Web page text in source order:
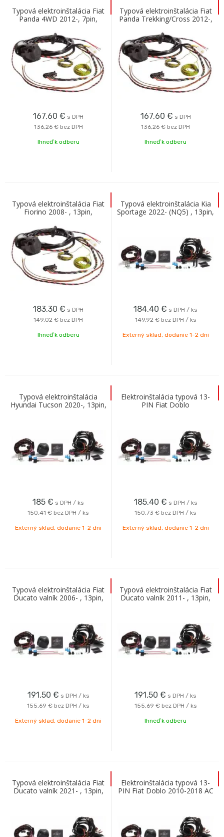
Typová elektroinštalácia Fiat
Panda 4WD 2012-, 7pin,
167,60 € s DPH
136,26 € bez DPH
Ihneď k odberu
Typová elektroinštalácia Fiat
Panda Trekking/Cross 2012-,
7pin, Westfalia
167,60 € s DPH
136,26 € bez DPH
Ihneď k odberu
Typová elektroinštalácia Fiat
Fiorino 2008- , 13pin,
183,30 € s DPH
149,02 € bez DPH
Ihneď k odberu
Typová elektroinštalácia Kia
Sportage 2022- (NQ5) , 13pin,
184,40 € s DPH / ks
149,92 € bez DPH / ks
Externý sklad, dodanie 1-2 dni
Typová elektroinštalácia
Hyundai Tucson 2020-, 13pin,
185 € s DPH / ks
150,41 € bez DPH / ks
Externý sklad, dodanie 1-2 dni
Elektroinštalácia typová 13-
PIN Fiat Doblo
185,40 € s DPH / ks
150,73 € bez DPH / ks
Externý sklad, dodanie 1-2 dni
Typová elektroinštalácia Fiat
Ducato valník 2006- , 13pin,
191,50 € s DPH / ks
155,69 € bez DPH / ks
Externý sklad, dodanie 1-2 dni
Typová elektroinštalácia Fiat
Ducato valník 2011- , 13pin,
191,50 € s DPH / ks
155,69 € bez DPH / ks
Ihneď k odberu
Typová elektroinštalácia Fiat
Ducato valník 2021- , 13pin,
Elektroinštalácia typová 13-
PIN Fiat Doblo 2010-2018 AC